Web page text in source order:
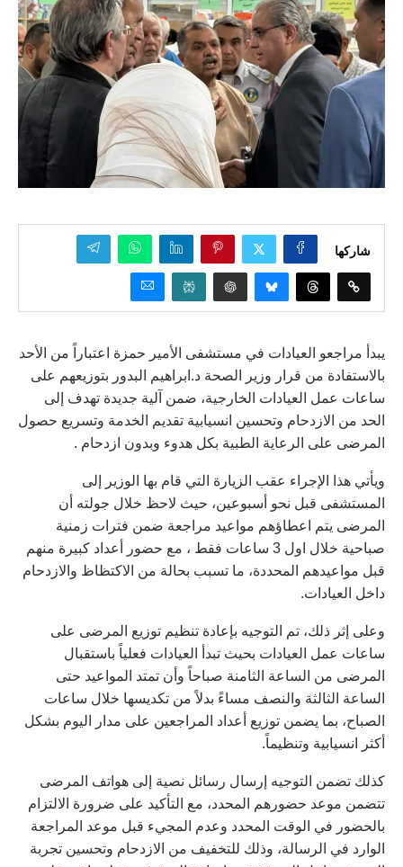
شاركها
يبدأ مراجعو العيادات في مستشفى الأمير حمزة اعتباراً من الأحد
بالاستفادة من قرار وزير الصحة د.ابراهيم البدور بتوزيعهم على
ساعات عمل العيادات الخارجية، ضمن آلية جديدة تهدف إلى
الحد من الازدحام وتحسين انسيابية تقديم الخدمة وتسريع حصول
المرضى على الرعاية الطبية بكل هدوء وبدون ازدحام .
ويأتي هذا الإجراء عقب الزيارة التي قام بها الوزير إلى
المستشفى قبل نحو أسبوعين، حيث لاحظ خلال جولته أن
المرضى يتم اعطاؤهم مواعيد مراجعة ضمن فترات زمنية
صباحية خلال اول 3 ساعات فقط ، مع حضور أعداد كبيرة منهم
قبل مواعيدهم المحددة، ما تسبب بحالة من الاكتظاظ والازدحام
داخل العيادات.
وعلى إثر ذلك، تم التوجيه بإعادة تنظيم توزيع المرضى على
ساعات عمل العيادات بحيث تبدأ العيادات فعلياً باستقبال
المرضى من الساعة الثامنة صباحاً وأن تمتد المواعيد حتى
الساعة الثالثة والنصف مساءً بدلاً من تكديسها خلال ساعات
الصباح، بما يضمن توزيع أعداد المراجعين على مدار اليوم بشكل
أكثر انسيابية وتنظيماً.
كذلك تضمن التوجيه إرسال رسائل نصية إلى هواتف المرضى
تتضمن موعد حضورهم المحدد، مع التأكيد على ضرورة الالتزام
بالحضور في الوقت المحدد وعدم المجيء قبل موعد المراجعة
الوارد في الرسالة، وذلك للتخفيف من الازدحام وتحسين تجربة